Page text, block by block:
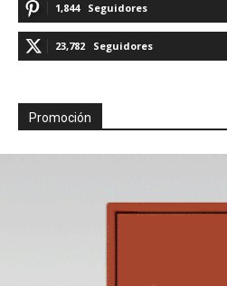
1,844 Seguidores
23,782 Seguidores
Promoción